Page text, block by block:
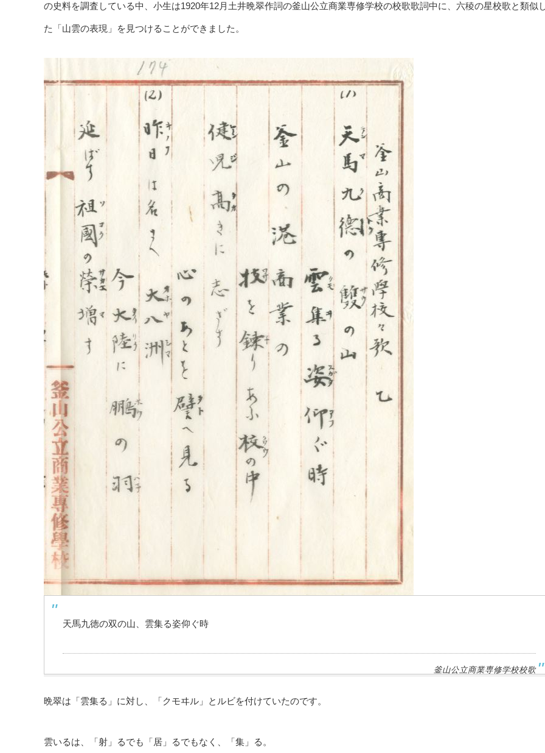
の史料を調査している中、小生は1920年12月土井晩翠作詞の釜山公立商業専修学校の校歌歌詞中に、六稜の星校歌と類似
た「山雲の表現」を見つけることができました。
天馬九徳の双の山、雲集る姿仰ぐ時
釜山公立商業専修学校校歌
晩翠は「雲集る」に対し、「クモヰル」とルビを付けていたのです。
雲いるは、「射」るでも「居」るでもなく、「集」る。